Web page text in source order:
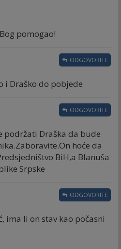
pomogao!
i Draško do pobjede
ODGOVORITE
podržati Draška da bude
hoće da
BiH,a Blanuša
Srpske
ODGOVORITE
ima li on stav kao počasni
ODGOVORITE